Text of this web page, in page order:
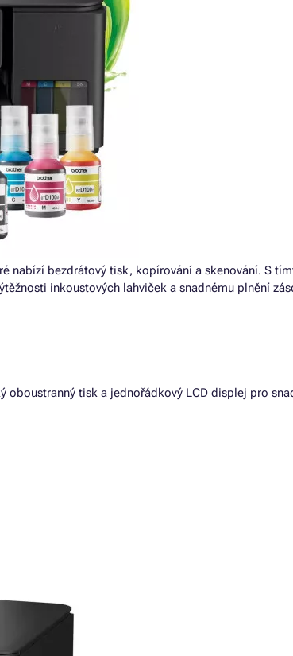
nabízí bezdrátový tisk, kopírování a skenování. S
inkoustových lahviček a snadnému plnění
oboustranný tisk a jednořádkový LCD displej pro